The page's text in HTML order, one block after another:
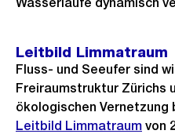
Leitbild Limmatraum
Fluss- und Seeufer sind
Freiraumstruktur Zürichs
ökologischen Vernetzung
Leitbild Limmatraum von